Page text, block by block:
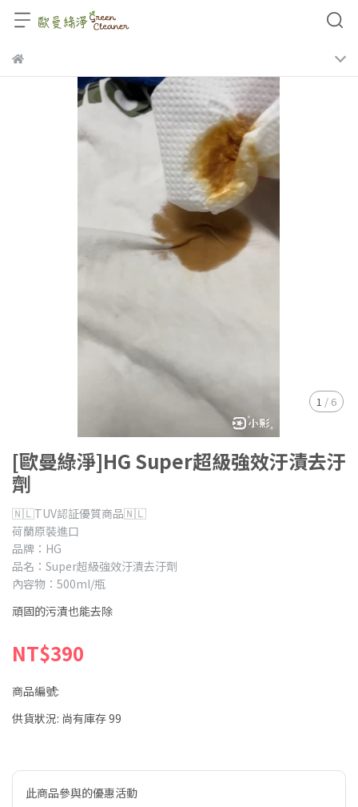
1 / 6
[歐曼綠淨]HG Super超級強效汙漬去汙
劑
🇳🇱TUV認証優質商品🇳🇱
荷蘭原裝進口
品牌：HG
品名：Super超級強效汙漬去汙劑
內容物：500ml/瓶
頑固的污漬也能去除
NT$390
商品編號:
供貨狀況: 尚有庫存 99
此商品參與的優惠活動